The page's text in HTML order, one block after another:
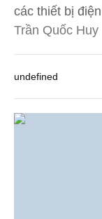
các thiết bị
Trần Quốc Huy
undefined